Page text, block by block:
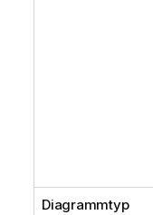
Diagrammtyp